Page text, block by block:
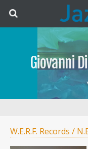
Giovanni
W.E.R.F. Records /